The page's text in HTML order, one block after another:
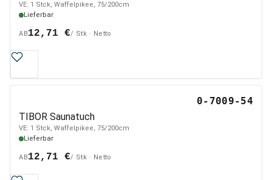
VE: 1 Stck, Waffelpikee, 75/200cm
Lieferbar
AB12,71 €/ Stk · Netto
0-7009-54
TIBOR Saunatuch
VE: 1 Stck, Waffelpikee, 75/200cm
Lieferbar
AB12,71 €/ Stk · Netto